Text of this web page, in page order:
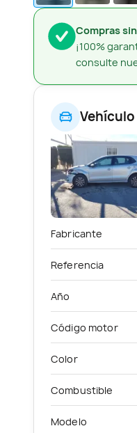
Compras
¡100%
consulte
Fabricante
Referencia
Año
Código motor
Color
Combustible
Modelo